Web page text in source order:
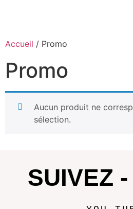
Accueil / Promo
Promo
Aucun produit ne
sélection.
SUIVEZ